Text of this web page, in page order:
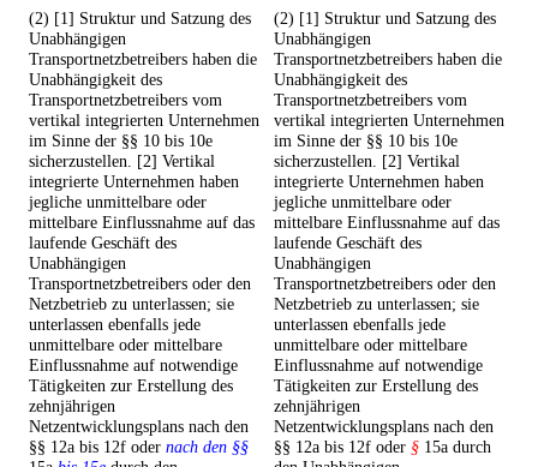
(2) [1] Struktur und Satzung des
Unabhängigen
Transportnetzbetreibers haben die
Unabhängigkeit des
Transportnetzbetreibers vom
vertikal integrierten Unternehmen
im Sinne der §§ 10 bis 10e
sicherzustellen. [2] Vertikal
integrierte Unternehmen haben
jegliche unmittelbare oder
mittelbare Einflussnahme auf das
laufende Geschäft des
Unabhängigen
Transportnetzbetreibers oder den
Netzbetrieb zu unterlassen; sie
unterlassen ebenfalls jede
unmittelbare oder mittelbare
Einflussnahme auf notwendige
Tätigkeiten zur Erstellung des
zehnjährigen
Netzentwicklungsplans nach den
§§ 12a bis 12f oder nach den §§
(2) [1] Struktur und Satzung des
Unabhängigen
Transportnetzbetreibers haben die
Unabhängigkeit des
Transportnetzbetreibers vom
vertikal integrierten Unternehmen
im Sinne der §§ 10 bis 10e
sicherzustellen. [2] Vertikal
integrierte Unternehmen haben
jegliche unmittelbare oder
mittelbare Einflussnahme auf das
laufende Geschäft des
Unabhängigen
Transportnetzbetreibers oder den
Netzbetrieb zu unterlassen; sie
unterlassen ebenfalls jede
unmittelbare oder mittelbare
Einflussnahme auf notwendige
Tätigkeiten zur Erstellung des
zehnjährigen
Netzentwicklungsplans nach den
§§ 12a bis 12f oder § 15a durch